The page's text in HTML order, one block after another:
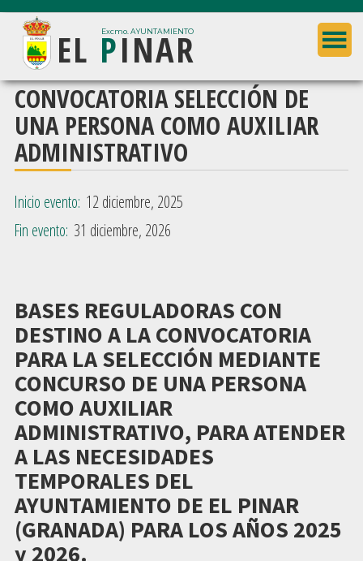
Saltar
contenido
principal
Saltar
barra
lateral
principal
Excmo. AYUNTAMIENTO
EL PINAR
Ayuntamiento
de
El
Pinar
(Granada)
CONVOCATORIA SELECCIÓN DE
UNA PERSONA COMO AUXILIAR
ADMINISTRATIVO
Inicio evento: 12 diciembre, 2025
Fin evento: 31 diciembre, 2026
BASES REGULADORAS CON
DESTINO A LA CONVOCATORIA
PARA LA SELECCIÓN MEDIANTE
CONCURSO DE UNA PERSONA
COMO AUXILIAR
ADMINISTRATIVO, PARA ATENDER
A LAS NECESIDADES
TEMPORALES DEL
AYUNTAMIENTO DE EL PINAR
(GRANADA) PARA LOS AÑOS 2025
y 2026.